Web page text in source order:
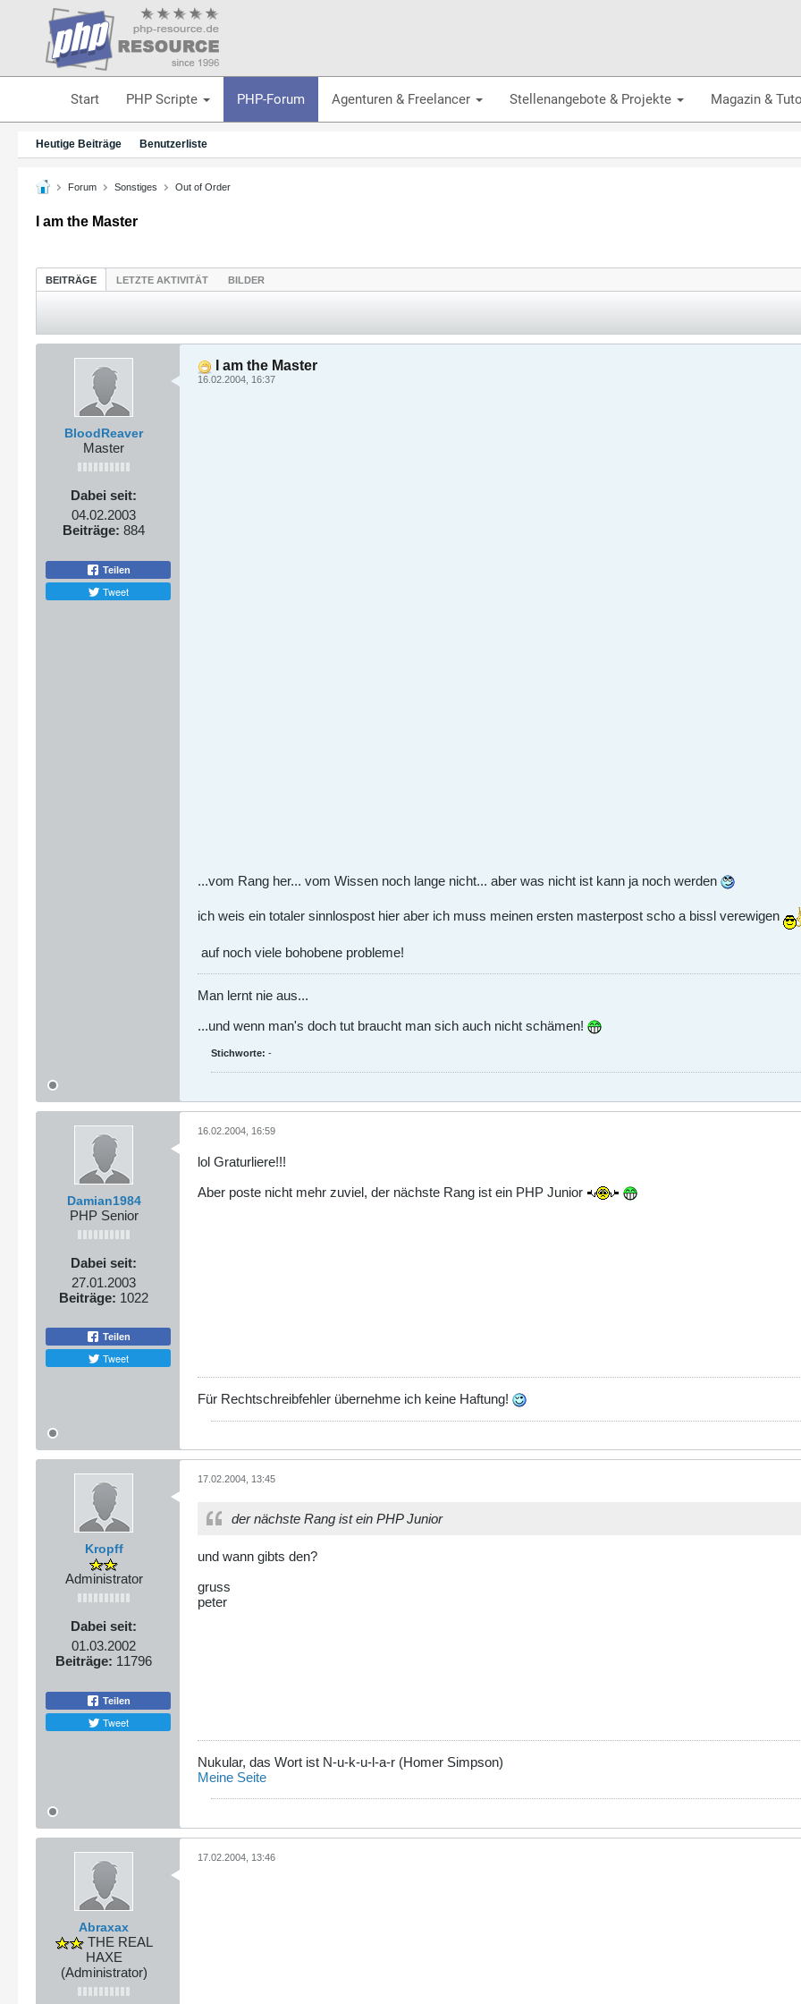
Start PHP Scripte PHP-Forum Agenturen & Freelancer Stellenangebote & Projekte Magazin &
Heutige Beiträge Benutzerliste
Forum Sonstiges Out of Order
I am the Master
BEITRÄGE LETZTE AKTIVITÄT BILDER
BloodReaver
Master
Dabei seit:
04.02.2003
Beiträge: 884
Teilen
Tweet
I am the Master
16.02.2004, 16:37
...vom Rang her... vom Wissen noch lange nicht... aber was nicht ist kann ja noch werden
ich weis ein totaler sinnlospost hier aber ich muss meinen ersten masterpost scho a bissl verewigen
auf noch viele bohobene probleme!
Man lernt nie aus...
...und wenn man's doch tut braucht man sich auch nicht schämen!
Stichworte: -
Damian1984
PHP Senior
Dabei seit:
27.01.2003
Beiträge: 1022
Teilen
Tweet
16.02.2004, 16:59
lol Graturliere!!!
Aber poste nicht mehr zuviel, der nächste Rang ist ein PHP Junior
Für Rechtschreibfehler übernehme ich keine Haftung!
Kropff
Administrator
Dabei seit:
01.03.2002
Beiträge: 11796
Teilen
Tweet
17.02.2004, 13:45
der nächste Rang ist ein PHP Junior
und wann gibts den?
gruss
peter
Nukular, das Wort ist N-u-k-u-l-a-r (Homer Simpson)
Meine Seite
Abraxax
THE REAL
HAXE
(Administrator)
17.02.2004, 13:46